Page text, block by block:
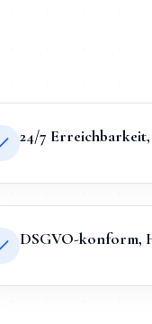
24/7
DSGVO-konform,